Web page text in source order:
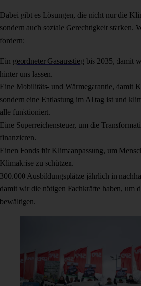
Dabei gibt es Lösungen, die nicht nur die
sondern auch soziale Gerechtigkeit stärken.
fordern:
Ein geordneter Gasausstieg bis 2035, damit
hinter uns lassen.
Eine Mobilitäts- und Wärmegarantie, damit
sondern eine Entlastung im Alltag ist und
alle funktioniert.
Eine Superreichensteuer, um die
finanzieren.
Einen Fonds für Klimaanpassung, um
Klimakrise zu schützen.
300.000 Ausbildungsplätze jährlich in
damit wir die nötigen Fachkräfte haben, um
bewältigen.